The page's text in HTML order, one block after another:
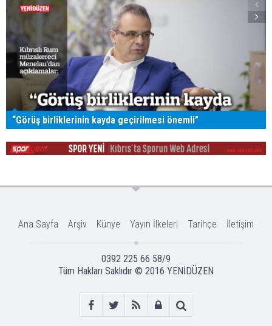
“Görüş birliklerinin kayda geçirilmesi önemli”
Ana Sayfa Arşiv Künye Yayın İlkeleri Tarihçe İletişim
0392 225 66 58/9
Tüm Hakları Saklıdır © 2016 YENİDÜZEN